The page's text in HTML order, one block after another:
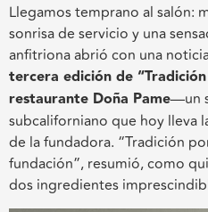
Llegamos temprano al salón:
sonrisa de servicio y una
anfitriona abrió con una
tercera edición de
restaurante Doña Pame—un
subcaliforniano que hoy lleva
de la fundadora. “Tradición
fundación”, resumió, como
dos ingredientes